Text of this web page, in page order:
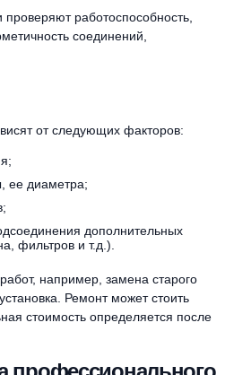
работоспособность,
соединений,
от следующих факторов:
ее диаметра;
дополнительных
фильтров и т.д.).
например, замена старого
Ремонт может стоить
стоимость определяется после